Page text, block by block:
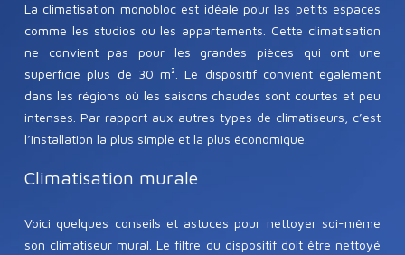
La climatisation monobloc est idéale pour les petits espaces
comme les studios ou les appartements. Cette climatisation
ne convient pas pour les grandes pièces qui ont une
superficie plus de 30 m². Le dispositif convient également
dans les régions où les saisons chaudes sont courtes et peu
intenses. Par rapport aux autres types de climatiseurs, c’est
l’installation la plus simple et la plus économique.
Climatisation murale
Voici quelques conseils et astuces pour nettoyer soi-même
son climatiseur mural. Le filtre du dispositif doit être nettoyé